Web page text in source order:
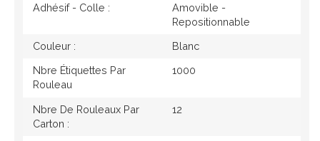
Adhésif - Colle :
Amovible -
Repositionnable
Couleur : Blanc
Nbre Étiquettes Par
Rouleau
1000
Nbre De Rouleaux Par
Carton :
12